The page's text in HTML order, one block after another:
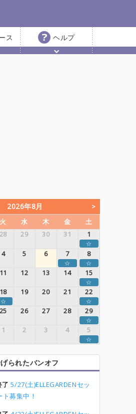
ス ヘルプ
2026年8月
火 水 木 金
土
28 29 30 31 1
☆
4 5 6 7 8
☆ ☆
11 12 13 14 15
☆
18 19 20 21 22
☆ ☆
25 26 27 28 29
☆
1 2 3 4 5
☆
られたバンオフ
5/27(土)ELLEGARDENセッ
募集中！